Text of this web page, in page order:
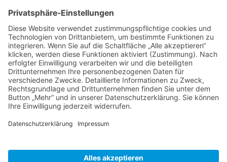
BIENENZUCHTVEREIN SULZBACH-ROSENBERG
1871 E.V.
1. Vorsitzender
Matthias Bohmann
Siebeneichen 13
92237 Sulzbach-Rosenberg
E-Mail: vorstand@bienenzuchtverein-sulzbach-